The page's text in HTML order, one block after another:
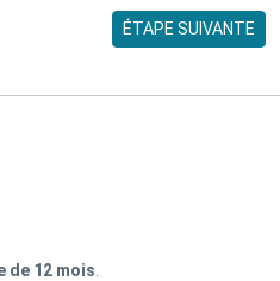
ÉTAPE SUIVANTE
de 12 mois